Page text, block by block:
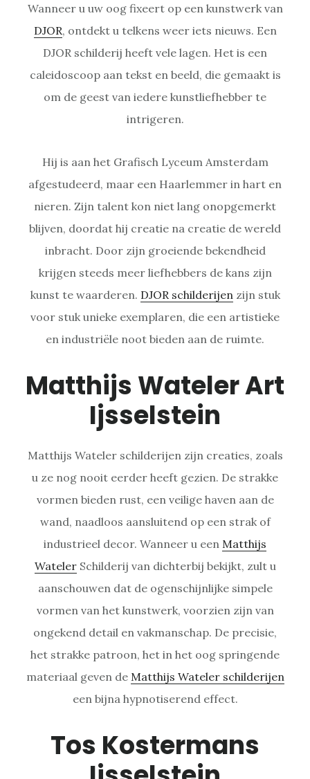
Wanneer u uw oog fixeert op een kunstwerk van
DJOR, ontdekt u telkens weer iets nieuws. Een
DJOR schilderij heeft vele lagen. Het is een
caleidoscoop aan tekst en beeld, die gemaakt is
om de geest van iedere kunstliefhebber te
intrigeren.
Hij is aan het Grafisch Lyceum Amsterdam
afgestudeerd, maar een Haarlemmer in hart en
nieren. Zijn talent kon niet lang onopgemerkt
blijven, doordat hij creatie na creatie de wereld
inbracht. Door zijn groeiende bekendheid
krijgen steeds meer liefhebbers de kans zijn
kunst te waarderen. DJOR schilderijen zijn stuk
voor stuk unieke exemplaren, die een artistieke
en industriële noot bieden aan de ruimte.
Matthijs Wateler Art
Ijsselstein
Matthijs Wateler schilderijen zijn creaties, zoals
u ze nog nooit eerder heeft gezien. De strakke
vormen bieden rust, een veilige haven aan de
wand, naadloos aansluitend op een strak of
industrieel decor. Wanneer u een Matthijs
WatelerSchilderij van dichterbij bekijkt, zult u
aanschouwen dat de ogenschijnlijke simpele
vormen van het kunstwerk, voorzien zijn van
ongekend detail en vakmanschap. De precisie,
het strakke patroon, het in het oog springende
materiaal geven de Matthijs Wateler schilderijen
een bijna hypnotiserend effect.
Tos Kostermans